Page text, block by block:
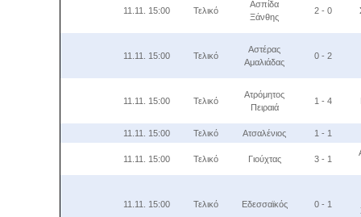
11.11. 15:00 Τελικό
Ασπίδα
Ξάνθης
2 - 0
11.11. 15:00 Τελικό
Αστέρας
Αμαλιάδας
0 - 2
11.11. 15:00 Τελικό
Ατρόμητος
Πειραιά
1 - 4
11.11. 15:00 Τελικό Ατσαλένιος 1 - 1
11.11. 15:00 Τελικό Γιούχτας 3 - 1
11.11. 15:00 Τελικό Εδεσσαϊκός 0 - 1